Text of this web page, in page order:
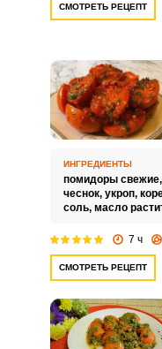
СМОТРЕТЬ РЕЦЕПТ
ИНГРЕДИЕНТЫ
помидоры свежие,
чеснок, укроп,
соль, масло
7 ч
СМОТРЕТЬ РЕЦЕПТ